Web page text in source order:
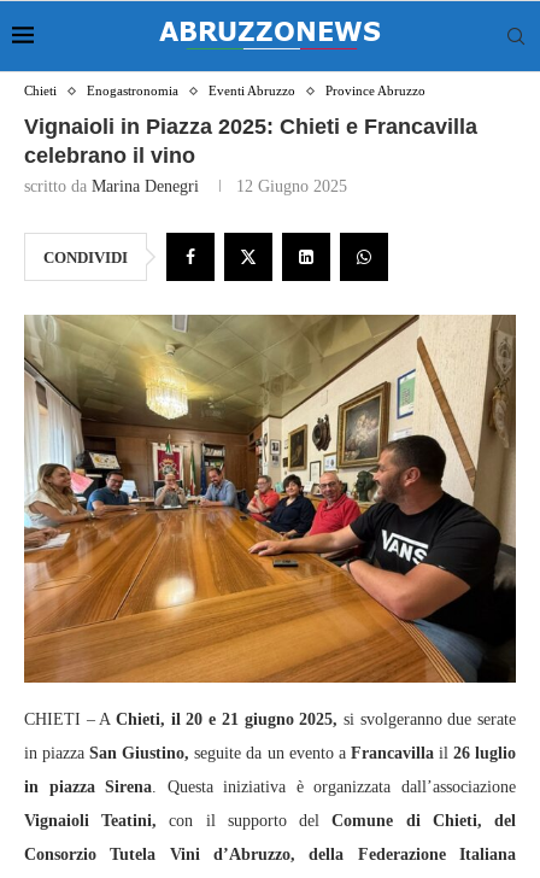
Chieti Enogastronomia Eventi Abruzzo Province Abruzzo
Vignaioli in Piazza 2025: Chieti e Francavilla
celebrano il vino
scritto da Marina Denegri 12 Giugno 2025
CONDIVIDI
CHIETI – AChieti, il 20 e 21 giugno 2025, si svolgeranno due serate
in piazza San Giustino, seguite da un evento a Francavillail 26 luglio
in piazza Sirena. Questa iniziativa è organizzata dall’associazione
Vignaioli Teatini, con il supporto delComune di Chieti, del
Consorzio Tutela Vini d’Abruzzo, della Federazione Italiana